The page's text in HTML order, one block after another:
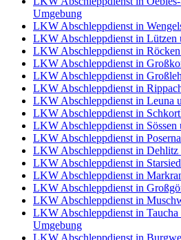
Umgebung
LKW Abschleppdienst in
LKW Abschleppdienst in Lützen
LKW Abschleppdienst in
LKW Abschleppdienst in
LKW Abschleppdienst in
LKW Abschleppdienst in
LKW Abschleppdienst in Leuna
LKW Abschleppdienst in
LKW Abschleppdienst in Sössen
LKW Abschleppdienst in
LKW Abschleppdienst in Dehlitz
LKW Abschleppdienst in
LKW Abschleppdienst in
LKW Abschleppdienst in
LKW Abschleppdienst in
LKW Abschleppdienst in Taucha
Umgebung
LKW Abschleppdienst in